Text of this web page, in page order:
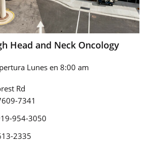
Head and Neck Oncology
Lunes en 8:00 am
Rd
7341
954-3050
2335